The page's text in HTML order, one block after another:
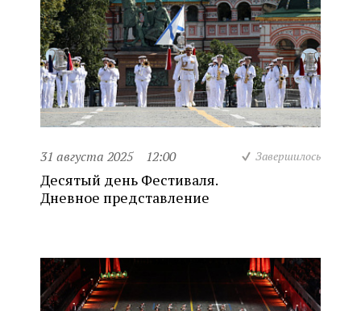
31 августа 2025 12:00 Завершилось
Десятый день Фестиваля.
Дневное представление